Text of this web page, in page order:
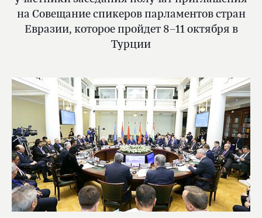
на Совещание спикеров парламентов стран
Евразии, которое пройдет 8–11 октября в
Турции